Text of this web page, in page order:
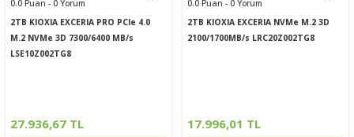
0.0 Puan - 0 Yorum
2TB KIOXIA EXCERIA PRO PCIe 4.0
M.2 NVMe 3D 7300/6400 MB/s
LSE10Z002TG8
27.936,67 TL
0.0 Puan - 0 Yorum
2TB KIOXIA EXCERIA NVMe M.2 3D
2100/1700MB/s LRC20Z002TG8
17.996,01 TL